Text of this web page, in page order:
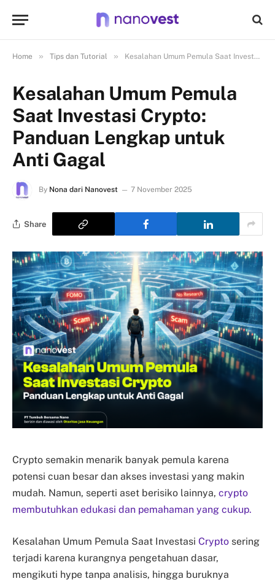
Home » Tips dan Tutorial » Kesalahan Umum Pemula Saat Investasi Crypto: Panduan Lengkap untuk Anti Gagal
Kesalahan Umum Pemula
Saat Investasi Crypto:
Panduan Lengkap untuk
Anti Gagal
By Nona dari Nanovest 7 November 2025
Share
Crypto semakin menarik banyak pemula karena
potensi cuan besar dan akses investasi yang makin
mudah. Namun, seperti aset berisiko lainnya, crypto
membutuhkan edukasi dan pemahaman yang cukup.
Kesalahan Umum Pemula Saat Investasi Crypto sering
terjadi karena kurangnya pengetahuan dasar,
mengikuti hype tanpa analisis, hingga buruknya